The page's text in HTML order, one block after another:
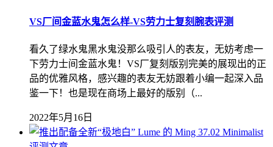
VS厂间金蓝水鬼怎么样-VS劳力士复刻腕表评测
看久了绿水鬼黑水鬼没那么吸引人的表友，无妨考虑一
下劳力士间金蓝水鬼！VS厂复刻版别完美的展现出的正
品的优雅风格，感兴趣的表友无妨跟着小编一起深入品
鉴一下！也是现在商场上最好的版别（...
2022年5月16日